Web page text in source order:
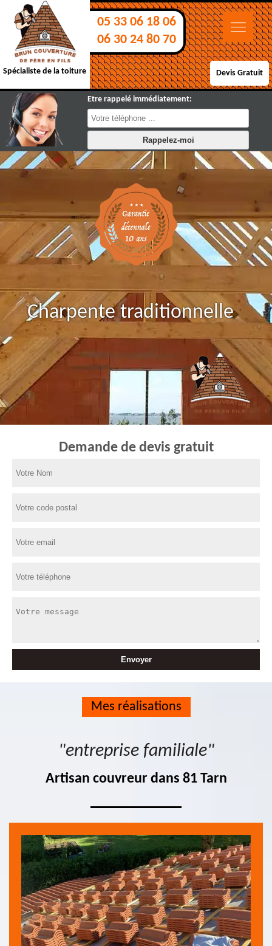
Spécialiste de la toiture
05 33 06 18 06
06 30 24 80 70
Devis Gratuit
Etre rappelé immédiatement:
Pose de tuile
Demande de devis gratuit
Mes réalisations
"entreprise familiale"
Artisan couvreur dans 81 Tarn